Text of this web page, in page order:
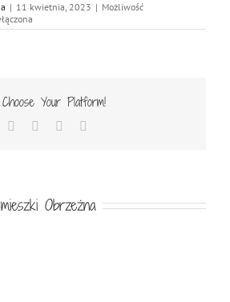
| 11 kwietnia, 2023 | Możliwość
Your Platform!
TumblrPinterest
Obrzeżna